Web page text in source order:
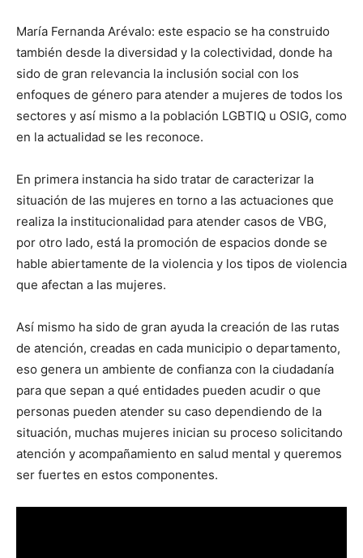
María Fernanda Arévalo: este espacio se ha construido
también desde la diversidad y la colectividad, donde ha
sido de gran relevancia la inclusión social con los
enfoques de género para atender a mujeres de todos los
sectores y así mismo a la población LGBTIQ u OSIG, como
en la actualidad se les reconoce.
En primera instancia ha sido tratar de caracterizar la
situación de las mujeres en torno a las actuaciones que
realiza la institucionalidad para atender casos de VBG,
por otro lado, está la promoción de espacios donde se
hable abiertamente de la violencia y los tipos de violencia
que afectan a las mujeres.
Así mismo ha sido de gran ayuda la creación de las rutas
de atención, creadas en cada municipio o departamento,
eso genera un ambiente de confianza con la ciudadanía
para que sepan a qué entidades pueden acudir o que
personas pueden atender su caso dependiendo de la
situación, muchas mujeres inician su proceso solicitando
atención y acompañamiento en salud mental y queremos
ser fuertes en estos componentes.